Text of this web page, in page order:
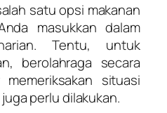
satu opsi makanan
masukkan dalam
Tentu, untuk
berolahraga secara
situasi
perlu dilakukan.